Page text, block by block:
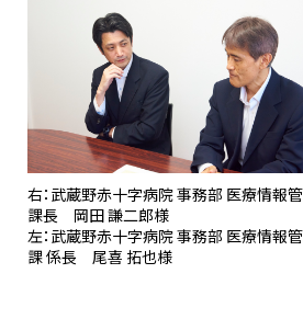
右：武蔵野赤十字病院 事務部 医療情報
課長 岡田 謙二郎様
左：武蔵野赤十字病院 事務部 医療情報
課 係長 尾喜 拓也様